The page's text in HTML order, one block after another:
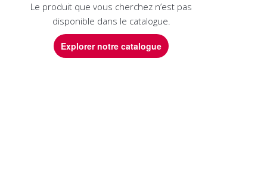
Le produit que vous cherchez n’est pas
disponible dans le catalogue.
Explorer notre catalogue